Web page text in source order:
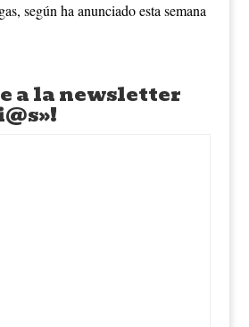
según ha anunciado esta semana
a la newsletter